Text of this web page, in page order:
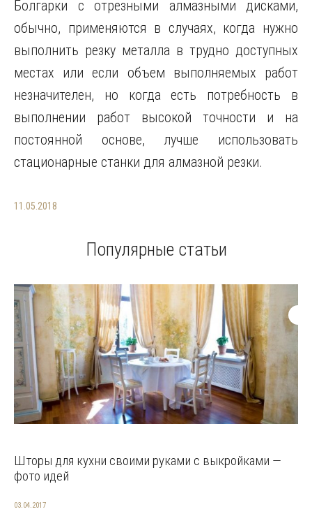
Болгарки с отрезными алмазными дисками,
обычно, применяются в случаях, когда нужно
выполнить резку металла в трудно доступных
местах или если объем выполняемых работ
незначителен, но когда есть потребность в
выполнении работ высокой точности и на
постоянной основе, лучше использовать
стационарные станки для алмазной резки.
11.05.2018
Популярные статьи
Шторы для кухни своими руками с выкройками —
фото идей
03.04.2017